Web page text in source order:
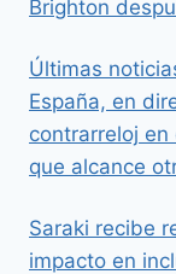
Brighton
Últimas
España, en
contrarreloj
que alcance
Saraki recibe
impacto en